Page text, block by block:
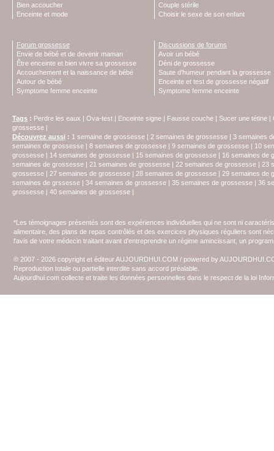
Bien accoucher
Enceinte et mode
Couple stérile
Choisir le sexe de son enfant
Forum grossesse
Envie de bébé et de devenir maman
Être enceinte et bien vivre sa grossesse
Accouchement et la naissance de bébé
Autour de bébé
Symptome femme enceinte
Discussions de forums
Avoir un bébé
Déni de grossesse
Saute d'humeur pendant la grossesse
Enceinte et test de grossesse négatif
Symptome femme enceinte
Tags : Perdre les eaux | Ova-test | Enceinte signe | Fausse couche | Sucer une tétine |
grossesse |
Découvrez aussi : 1 semaine de grossesse | 2 semaines de grossesse | 3 semaines
semaines de grossesse | 8 semaines de grossesse | 9 semaines de grossesse | 10
grossesse | 14 semaines de grossesse | 15 semaines de grossesse | 16 semaines de
semaines de grossesse | 21 semaines de grossesse | 22 semaines de grossesse | 23
grossesse | 27 semaines de grossesse | 28 semaines de grossesse | 29 semaines de
semaines de grssesse | 34 semaines de grossesse | 35 semaines de grossesse | 36
grossesse | 40 semaines de grossesse |
*Les témoignages présentés sont des expériences individuelles qui ne sont ni
alimentaire, des plans de repas contrôlés et des exercices physiques réguliers sont
l'avis de votre médecin traitant avant d'entreprendre un régime amincissant, un
© 2007 - 2026 copyright et éditeur AUJOURDHUI.COM / powered by
Reproduction totale ou partielle interdite sans accord préalable.
Aujourdhui.com collecte et traite les données personnelles dans le respect de la loi